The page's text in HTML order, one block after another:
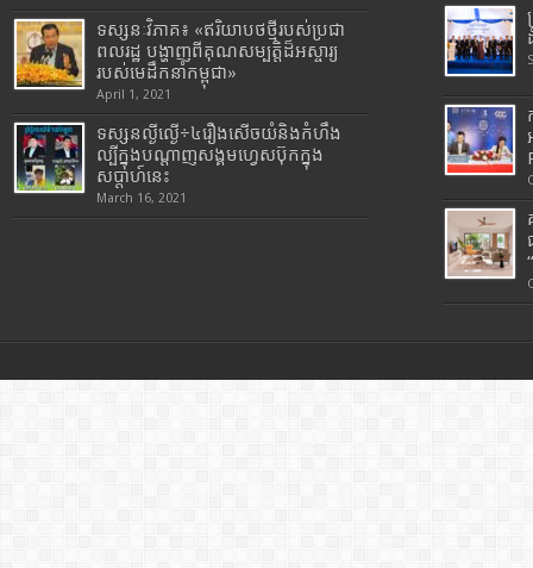
ទស្សនៈវិភាគ៖ «ឥរិយាបថថ្មីរបស់ប្រជា
ពលរដ្ឋ បង្ហាញពីគុណសម្បត្តិដ៏អស្ចារ្យ
របស់មេដឹកនាំកម្ពុជា»
April 1, 2021
ទស្សនល្ងីល្ងើ÷៤រឿងសើចយំនិងកំហឹង
ល្បីក្នុងបណ្តាញសង្គមហ្វេសប៊ុកក្នុង
សប្តាហ៍នេះ
March 16, 2021